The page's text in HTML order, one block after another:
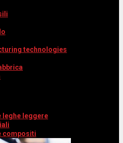
technologies
leghe leggere
compositi